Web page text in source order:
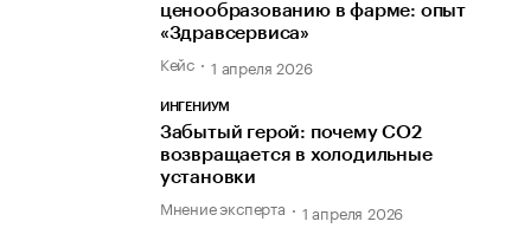
ценообразованию в фарме: опыт
«Здравсервиса»
Кейс 1 апреля 2026
ИНГЕНИУМ
Забытый герой: почему CO2
возвращается в холодильные
установки
Мнение эксперта 1 апреля 2026